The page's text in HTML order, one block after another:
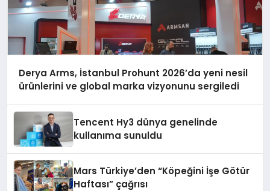
Derya Arms, İstanbul Prohunt 2026’da yeni nesil
ürünlerini ve global marka vizyonunu sergiledi
Tencent Hy3 dünya genelinde
kullanıma sunuldu
Mars Türkiye’den “Köpeğini İşe Götür
Haftası” çağrısı